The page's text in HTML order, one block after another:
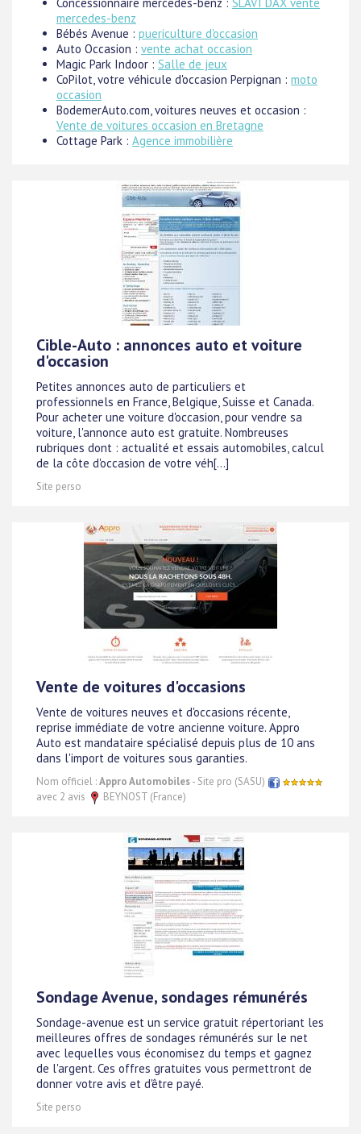
mercedes-benz
Bébés Avenue : puericulture d'occasion
Auto Occasion : vente achat occasion
Magic Park Indoor : Salle de jeux
CoPilot, votre véhicule d'occasion Perpignan : moto
occasion
BodemerAuto.com, voitures neuves et occasion :
Vente de voitures occasion en Bretagne
Cottage Park : Agence immobilière
Cible-Auto : annonces auto et voiture
d'occasion
Petites annonces auto de particuliers et
professionnels en France, Belgique, Suisse et Canada.
Pour acheter une voiture d'occasion, pour vendre sa
voiture, l'annonce auto est gratuite. Nombreuses
rubriques dont : actualité et essais automobiles, calcul
de la côte d'occasion de votre véh[...]
Site perso
Vente de voitures d'occasions
Vente de voitures neuves et d'occasions récente,
reprise immédiate de votre ancienne voiture. Appro
Auto est mandataire spécialisé depuis plus de 10 ans
dans l'import de voitures sous garanties.
Nom officiel :Appro Automobiles- Site pro (SASU)
avec 2 avis
BEYNOST (France)
Sondage Avenue, sondages rémunérés
Sondage-avenue est un service gratuit répertoriant les
meilleures offres de sondages rémunérés sur le net
avec lequelles vous économisez du temps et gagnez
de l'argent. Ces offres gratuites vous permettront de
donner votre avis et d'être payé.
Site perso